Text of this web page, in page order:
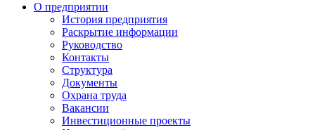
О предприятии
История предприятия
Раскрытие информации
Руководство
Контакты
Структура
Документы
Охрана труда
Вакансии
Инвестиционные проекты